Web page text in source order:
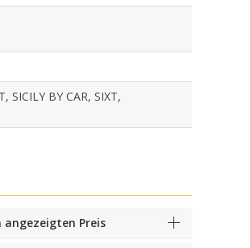
SICILY BY CAR, SIXT,
angezeigten Preis